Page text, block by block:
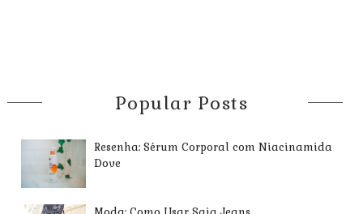
Popular Posts
Resenha: Sérum Corporal com Niacinamida
Dove